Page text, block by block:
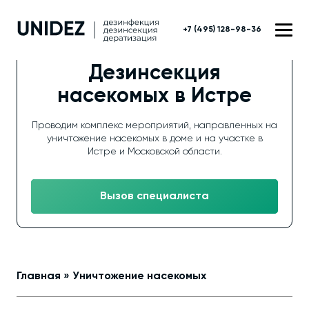
+7 (495) 128-98-36
Дезинсекция
насекомых в Истре
Проводим комплекс мероприятий, направленных на
уничтожение насекомых в доме и на участке в
Истре и Московской области.
Вызов специалиста
Главная » Уничтожение насекомых